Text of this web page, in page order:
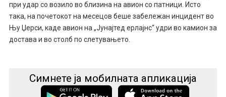
при удар со возило во близина на авион со патници. Исто
така, на почетокот на месецов беше забележан инцидент во
Њу Џерси, каде авион на „Јунајтед ерлајнс“ удри во камион за
достава и во столб по слетувањето.
Симнете ја мобилната апликација